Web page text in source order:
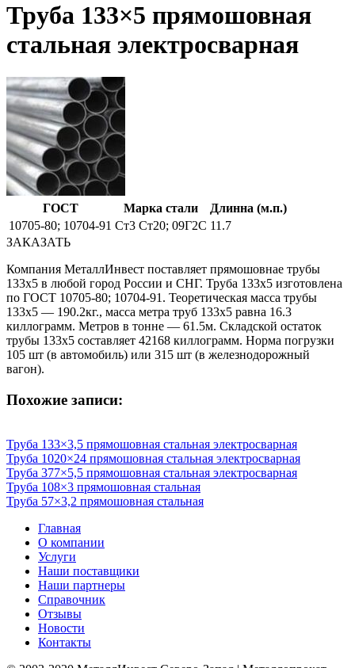
Труба 133×5 прямошовная
стальная электросварная
ГОСТ Марка стали
Длинна (м.п.)
10705-80; 10704-91 Ст3 Ст20; 09Г2С 11.7
ЗАКАЗАТЬ
Компания МеталлИнвест поставляет прямошовнае трубы
133х5 в любой город России и СНГ. Труба 133х5 изготовлена
по ГОСТ 10705-80; 10704-91. Теоретическая масса трубы
133х5 — 190.2кг., масса метра труб 133х5 равна 16.3
киллограмм. Метров в тонне — 61.5м. Складской остаток
трубы 133х5 составляет 42168 киллограмм. Норма погрузки
105 шт (в автомобиль) или 315 шт (в железнодорожный
вагон).
Похожие записи:
Труба 133×3,5 прямошовная стальная электросварная
Труба 1020×24 прямошовная стальная электросварная
Труба 377×5,5 прямошовная стальная электросварная
Труба 108×3 прямошовная стальная
Труба 57×3,2 прямошовная стальная
Главная
О компании
Услуги
Наши поставщики
Наши партнеры
Справочник
Отзывы
Новости
Контакты